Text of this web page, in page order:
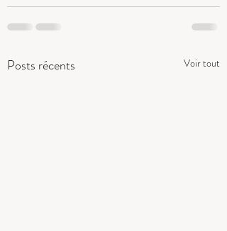
Posts récents Voir tout